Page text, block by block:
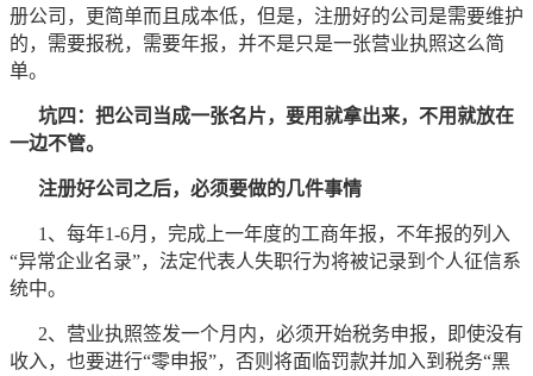
册公司，更简单而且成本低，但是，注册好的公司是需要维护
的，需要报税，需要年报，并不是只是一张营业执照这么简
单。
坑四：把公司当成一张名片，要用就拿出来，不用就放在
一边不管。
注册好公司之后，必须要做的几件事情
1、每年1-6月，完成上一年度的工商年报，不年报的列入
“异常企业名录”，法定代表人失职行为将被记录到个人征信系
统中。
2、营业执照签发一个月内，必须开始税务申报，即使没有
收入，也要进行“零申报”，否则将面临罚款并加入到税务“黑